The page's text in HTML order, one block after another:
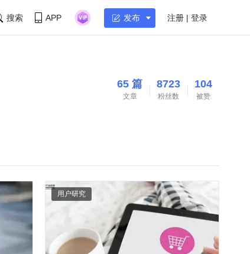
搜索 APP 发布 注册 | 登录
65 篇
文章
8723
粉丝数
104
被赞
用户研究